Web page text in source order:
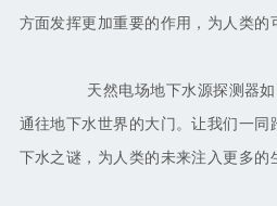
方面发挥更加重要的作用，为人类的
天然电场地下水源探测器如
通往地下水世界的大门。让我们一
下水之谜，为人类的未来注入更多的